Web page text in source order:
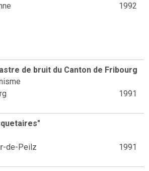
1992
de bruit du Canton de Fribourg
1991
1991
de-Peilz